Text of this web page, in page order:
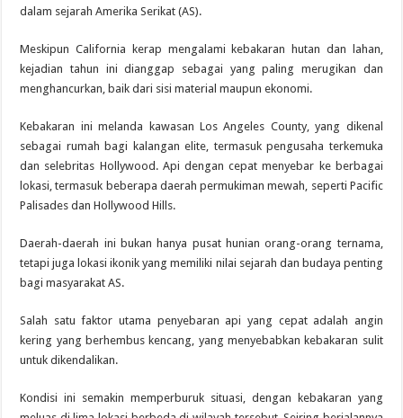
dalam sejarah Amerika Serikat (AS).
Meskipun California kerap mengalami kebakaran hutan dan lahan,
kejadian tahun ini dianggap sebagai yang paling merugikan dan
menghancurkan, baik dari sisi material maupun ekonomi.
Kebakaran ini melanda kawasan Los Angeles County, yang dikenal
sebagai rumah bagi kalangan elite, termasuk pengusaha terkemuka
dan selebritas Hollywood. Api dengan cepat menyebar ke berbagai
lokasi, termasuk beberapa daerah permukiman mewah, seperti Pacific
Palisades dan Hollywood Hills.
Daerah-daerah ini bukan hanya pusat hunian orang-orang ternama,
tetapi juga lokasi ikonik yang memiliki nilai sejarah dan budaya penting
bagi masyarakat AS.
Salah satu faktor utama penyebaran api yang cepat adalah angin
kering yang berhembus kencang, yang menyebabkan kebakaran sulit
untuk dikendalikan.
Kondisi ini semakin memperburuk situasi, dengan kebakaran yang